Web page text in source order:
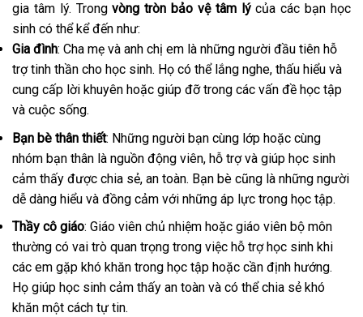
gia tâm lý. Trongvòng tròn bảo vệ tâm lýcủa các bạn học
sinh có thể kể đến như:
Gia đình: Cha mẹ và anh chị em là những người đầu tiên hỗ
trợ tinh thần cho học sinh. Họ có thể lắng nghe, thấu hiểu và
cung cấp lời khuyên hoặc giúp đỡ trong các vấn đề học tập
và cuộc sống.
Bạn bè thân thiết: Những người bạn cùng lớp hoặc cùng
nhóm bạn thân là nguồn động viên, hỗ trợ và giúp học sinh
cảm thấy được chia sẻ, an toàn. Bạn bè cũng là những người
dễ dàng hiểu và đồng cảm với những áp lực trong học tập.
Thầy cô giáo: Giáo viên chủ nhiệm hoặc giáo viên bộ môn
thường có vai trò quan trọng trong việc hỗ trợ học sinh khi
các em gặp khó khăn trong học tập hoặc cần định hướng.
Họ giúp học sinh cảm thấy an toàn và có thể chia sẻ khó
khăn một cách tự tin.